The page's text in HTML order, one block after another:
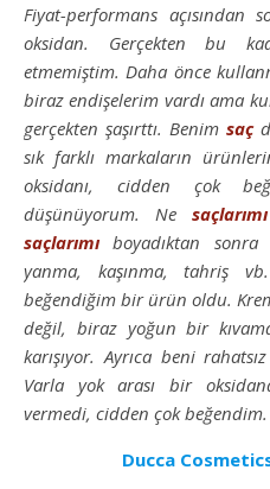
Fiyat-performans açısından
oksidan. Gerçekten bu
etmemiştim. Daha önce
biraz endişelerim vardı ama
gerçekten şaşırttı. Benim saç
sık farklı markaların
oksidanı, cidden çok
düşünüyorum. Nesaçlarımı
saçlarımıboyadıktan sonra
yanma, kaşınma, tahriş
beğendiğim bir ürün oldu.
değil, biraz yoğun bir
karışıyor. Ayrıca beni
Varla yok arası bir
vermedi, cidden çok beğendim.
Ducca